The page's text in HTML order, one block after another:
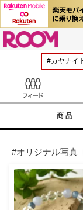
商品
#オリジナル写真